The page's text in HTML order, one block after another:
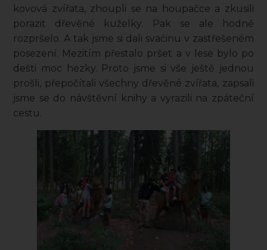
kovová zvířata, zhoupli se na houpačce a zkusili
porazit dřevěné kuželky. Pak se ale hodně
rozpršelo. A tak jsme si dali svačinu v zastřešeném
posezení. Mezitím přestalo pršet a v lese bylo po
dešti moc hezky. Proto jsme si vše ještě jednou
prošli, přepočítali všechny dřevěné zvířata, zapsali
jsme se do návštěvní knihy a vyrazili na zpáteční
cestu.